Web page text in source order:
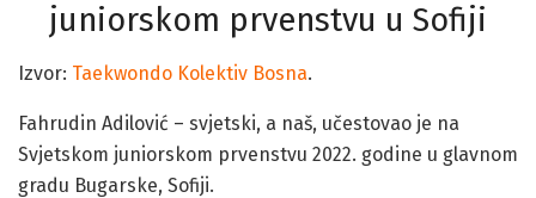
juniorskom prvenstvu u Sofiji
Izvor: Taekwondo Kolektiv Bosna.
Fahrudin Adilović – svjetski, a naš, učestovao je na
Svjetskom juniorskom prvenstvu 2022. godine u glavnom
gradu Bugarske, Sofiji.